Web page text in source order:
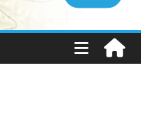
מהמקורות